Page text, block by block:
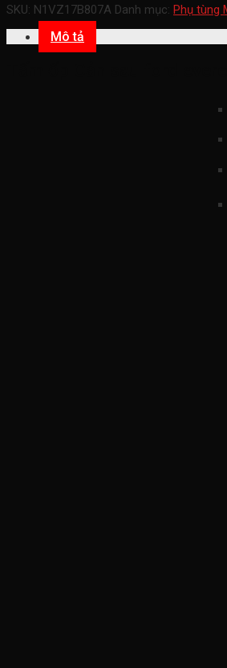
SKU: N1VZ17B807A Danh mục: Phụ tùng
Mô tả